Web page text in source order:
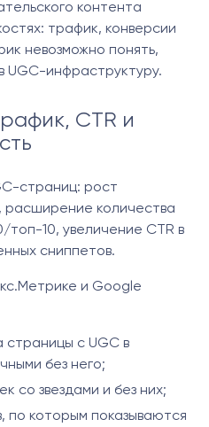
контента
трафик, конверсии
невозможно понять,
UGC-инфраструктуру.
CTR и
страниц: рост
расширение количества
10, увеличение CTR в
сниппетов.
и Google
с UGC в
без него;
со звездами и без них;
по которым показываются